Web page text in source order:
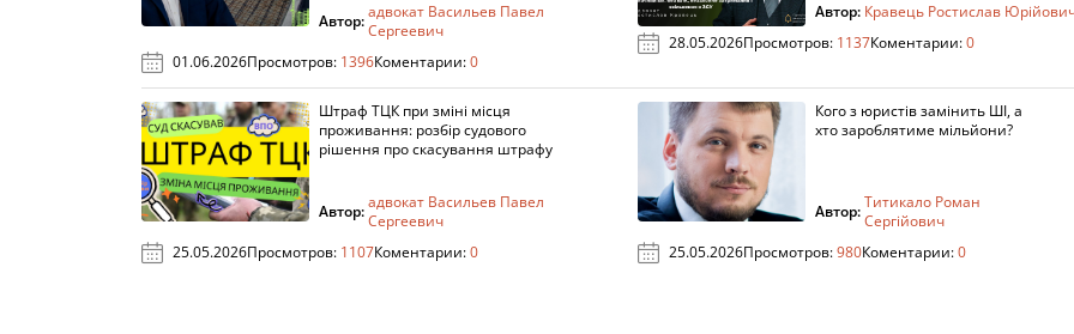
Автор:адвокат Васильев Павел
Сергеевич
01.06.2026Просмотров: 1396Коментарии:0
Автор: Кравець Ростислав
28.05.2026Просмотров: 1137Коментарии:0
Штраф ТЦК при зміні місця
проживання: розбір судового
рішення про скасування штрафу
Автор:адвокат Васильев Павел
Сергеевич
25.05.2026Просмотров: 1107Коментарии:0
Кого з юристів замінить ШІ, а
хто зароблятиме мільйони?
Автор:Титикало Роман
Сергійович
25.05.2026Просмотров:980Коментарии:0